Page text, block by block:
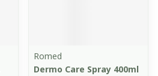
Romed
Dermo Care Spray 400ml